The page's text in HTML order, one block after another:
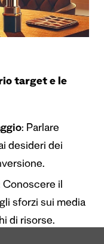
target e le
: Parlare
desideri dei
Conoscere il
sforzi sui media
di risorse.